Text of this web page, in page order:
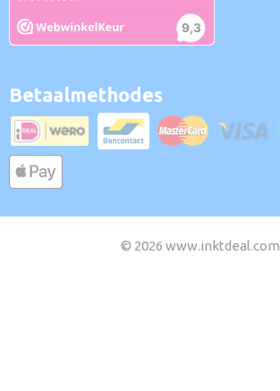
Betaalmethodes
© 2026 www.inktdeal.com